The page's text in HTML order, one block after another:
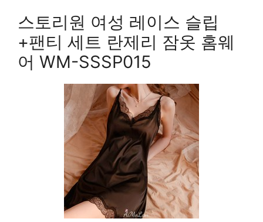
스토리원 여성 레이스 슬립
+팬티 세트 란제리 잠옷 홈웨
어 WM-SSSP015